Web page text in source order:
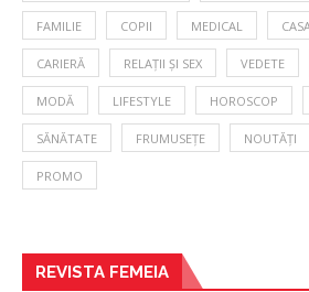
FAMILIE COPII MEDICAL
CARIERĂ RELAȚII ȘI SEX VEDETE
MODĂ LIFESTYLE HOROSCOP
SĂNĂTATE FRUMUSEȚE NOUTĂȚI
PROMO
REVISTA FEMEIA